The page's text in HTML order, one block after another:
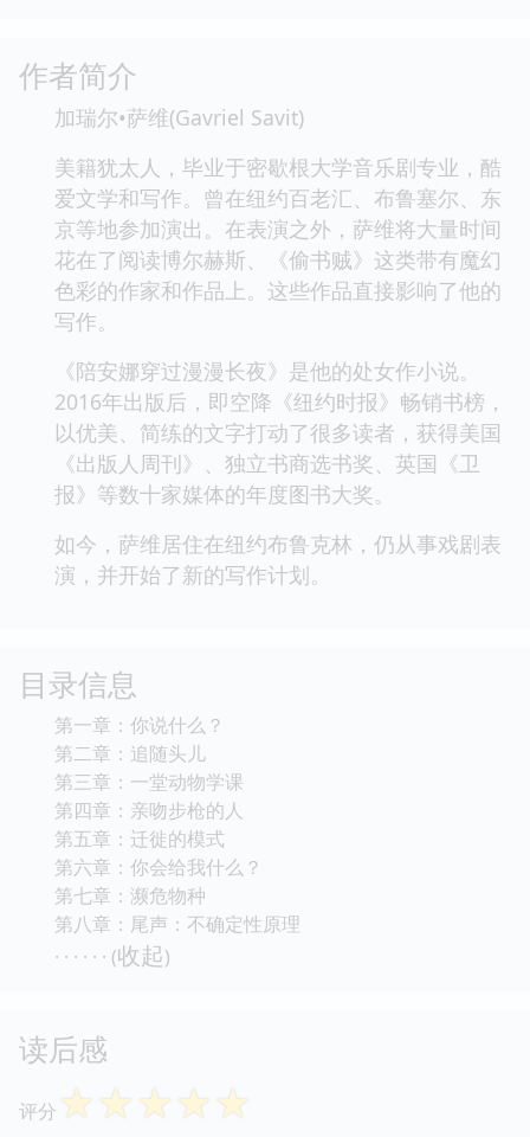
作者简介
加瑞尔•萨维(Gavriel Savit)
美籍犹太人，毕业于密歇根大学音乐剧专业，酷
爱文学和写作。曾在纽约百老汇、布鲁塞尔、东
京等地参加演出。在表演之外，萨维将大量时间
花在了阅读博尔赫斯、《偷书贼》这类带有魔幻
色彩的作家和作品上。这些作品直接影响了他的
写作。
《陪安娜穿过漫漫长夜》是他的处女作小说。
2016年出版后，即空降《纽约时报》畅销书榜，
以优美、简练的文字打动了很多读者，获得美国
《出版人周刊》、独立书商选书奖、英国《卫
报》等数十家媒体的年度图书大奖。
如今，萨维居住在纽约布鲁克林，仍从事戏剧表
演，并开始了新的写作计划。
目录信息
第一章：你说什么？
第二章：追随头儿
第三章：一堂动物学课
第四章：亲吻步枪的人
第五章：迁徙的模式
第六章：你会给我什么？
第七章：濒危物种
第八章：尾声：不确定性原理
· · · · · · (收起)
读后感
评分 ☆☆☆☆☆